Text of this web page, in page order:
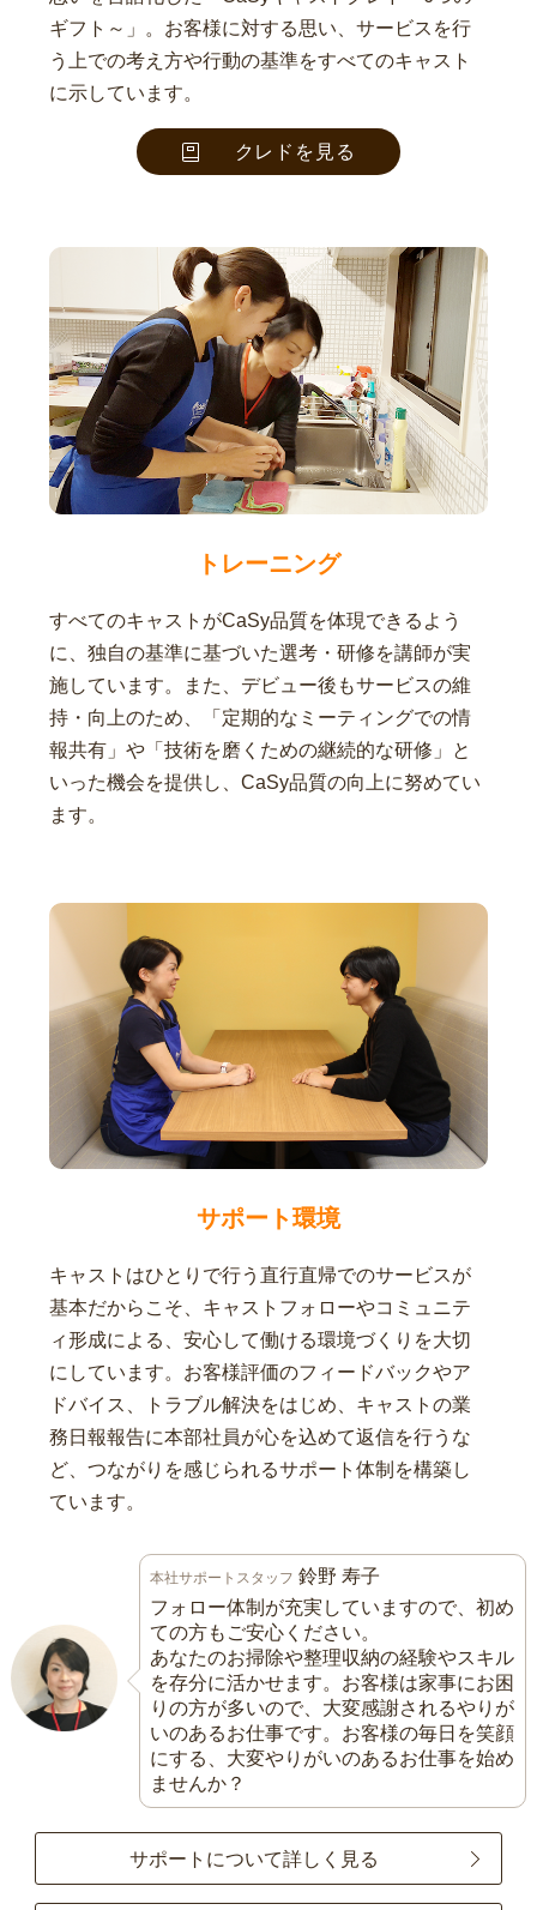
ギフト～」。お客様に対する思い、サービスを行
う上での考え方や行動の基準をすべてのキャスト
に示しています。
クレドを見る
トレーニング
すべてのキャストがCaSy品質を体現できるよう
に、独自の基準に基づいた選考・研修を講師が実
施しています。また、デビュー後もサービスの維
持・向上のため、「定期的なミーティングでの情
報共有」や「技術を磨くための継続的な研修」と
いった機会を提供し、CaSy品質の向上に努めてい
ます。
サポート環境
キャストはひとりで行う直行直帰でのサービスが
基本だからこそ、キャストフォローやコミュニテ
ィ形成による、安心して働ける環境づくりを大切
にしています。お客様評価のフィードバックやア
ドバイス、トラブル解決をはじめ、キャストの業
務日報報告に本部社員が心を込めて返信を行うな
ど、つながりを感じられるサポート体制を構築し
ています。
本社サポートスタッフ 鈴野 寿子
フォロー体制が充実していますので、初め
ての方もご安心ください。
あなたのお掃除や整理収納の経験やスキル
を存分に活かせます。お客様は家事にお困
りの方が多いので、大変感謝されるやりが
いのあるお仕事です。お客様の毎日を笑顔
にする、大変やりがいのあるお仕事を始め
ませんか？
サポートについて詳しく見る